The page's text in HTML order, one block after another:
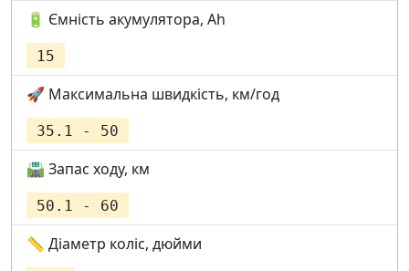
🔋 Ємність акумулятора, Ah
15
🚀 Максимальна швидкість, км/год
35.1 - 50
🛣️ Запас ходу, км
50.1 - 60
📏 Діаметр коліс, дюйми